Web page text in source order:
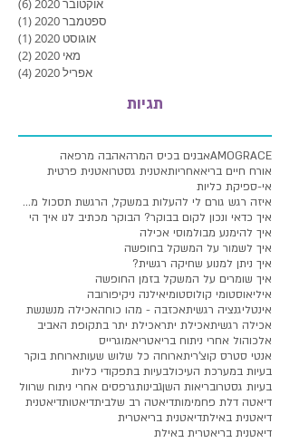
אוקטובר 2020
(6)
ספטמבר 2020
(1)
אוגוסט 2020
(1)
מאי 2020
(2)
אפריל 2020
(4)
תגיות
AMOGRACEאבנים בכיס המרהאהבה מרפאה
אורח חיים בריאאחריותאטנית גסטרואטנית פרטית
אי-ספיקת כליות
איזה רגש גורם לי להעלות במשקל, הרגשת תסכול מעלייה
איך כדאי ונכון לקום בבוקר? הבוקר מכתיב לנו איך הי
איך להימנע מבולמוסי אכילה
איך לשמור על המשקל בחופשה
איך ניתן למנוע שחיקה רגשית?
איך שומרים על המשקל בזמן החופשה
איליאוסטומי קולוסטומיאילנה ניקיפורובה
אינטליגנציה רגשיתאכזבה - מהו כוחהאכילה מנשנשת
אכילה רגשיתאכילת יתראכילת יתר בתקופת האביב
אלכוהול אחרי ניתוח בריאטריאמוגרייס
אנטי סטרס קוצ'ריתארוחה כל שלוש שעותארוחת בוקר
בעיות במערכת העיכולבעיות בתפקודי כליות
בעיות גסטרובריאות השןגבינותגרפסים אחרי ניתוח שרוול
דיאטה דלת פחמימותדיאטה רב שלביתדיאטותדיאטנית
דיאטנית באילתדיאטנית בריאטרית
דיאטנית בריאטרית באילת